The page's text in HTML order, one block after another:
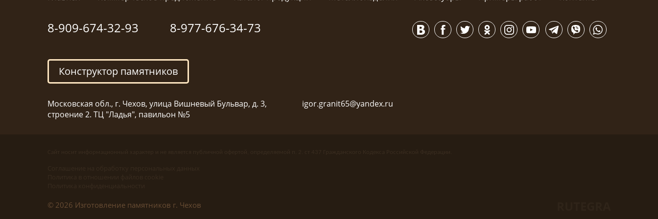
8-909-674-32-93 8-977-676-34-73
Конструктор памятников
Московская обл., г. Чехов, улица Вишневый Бульвар, д. 3,
строение 2. ТЦ "Ладья", павильон №5
igor.granit65@yandex.ru
© 2026 Изготовление памятников г. Чехов